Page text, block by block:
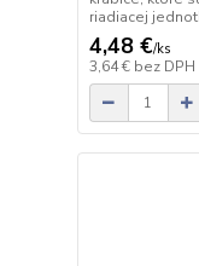
riadiacej
4,48 €/ks
3,64 € bez DPH